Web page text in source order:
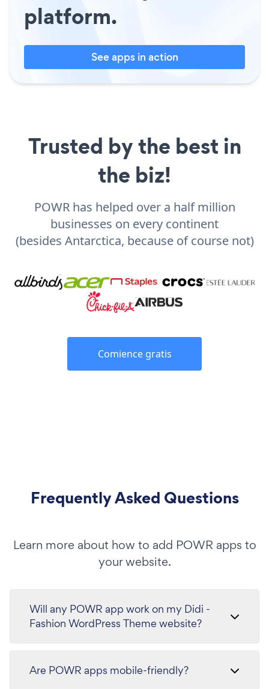
platform.
See apps in action
Trusted by the best in
the biz!
POWR has helped over a half million
businesses on every continent
(besides Antarctica, because of course not)
Comience gratis
Frequently Asked Questions
Learn more about how to add POWR apps to
your website.
Will any POWR app work on my Didi -
Fashion WordPress Theme website?
Are POWR apps mobile-friendly?